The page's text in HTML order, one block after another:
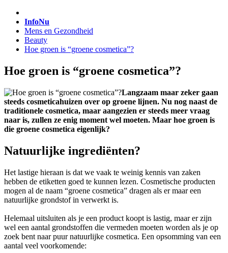
InfoNu
Mens en Gezondheid
Beauty
Hoe groen is “groene cosmetica”?
Hoe groen is “groene cosmetica”?
Langzaam maar zeker gaan
steeds cosmeticahuizen over op groene lijnen. Nu nog naast de
traditionele cosmetica, maar aangezien er steeds meer vraag
naar is, zullen ze enig moment wel moeten. Maar hoe groen is
die groene cosmetica eigenlijk?
Natuurlijke ingrediënten?
Het lastige hieraan is dat we vaak te weinig kennis van zaken
hebben de etiketten goed te kunnen lezen. Cosmetische producten
mogen al de naam “groene cosmetica” dragen als er maar een
natuurlijke grondstof in verwerkt is.
Helemaal uitsluiten als je een product koopt is lastig, maar er zijn
wel een aantal grondstoffen die vermeden moeten worden als je op
zoek bent naar puur natuurlijke cosmetica. Een opsomming van een
aantal veel voorkomende: